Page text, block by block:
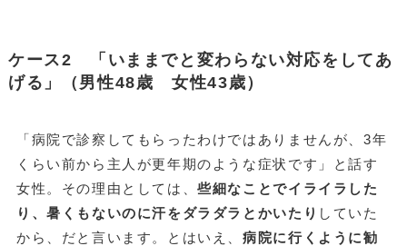
ケース2 「いままでと変わらない対応をしてあ
げる」（男性48歳 女性43歳）
「病院で診察してもらったわけではありませんが、3年
くらい前から主人が更年期のような症状です」と話す
女性。その理由としては、些細なことでイライラした
り、暑くもないのに汗をダラダラとかいたり していた
から、だと言います。とはいえ、病院に行くように勧